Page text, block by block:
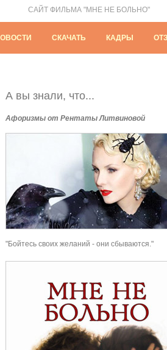
САЙТ ФИЛЬМА "МНЕ НЕ БОЛЬНО"
СКАЧАТЬ КАДРЫ
А вы знали, что...
Афоризмы от Рентаты Литвиновой
"Бойтесь своих желаний - они сбываются."